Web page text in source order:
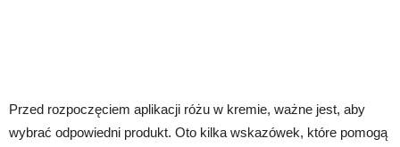
Przed rozpoczęciem aplikacji różu w kremie, ważne jest, aby
wybrać odpowiedni produkt. Oto kilka wskazówek, które pomogą